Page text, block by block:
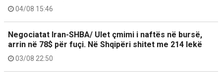
04/08 15:46
Negociatat Iran-SHBA/ Ulet çmimi i naftës në bursë,
arrin në 78$ për fuçi. Në Shqipëri shitet me 214 lekë
03/08 22:50